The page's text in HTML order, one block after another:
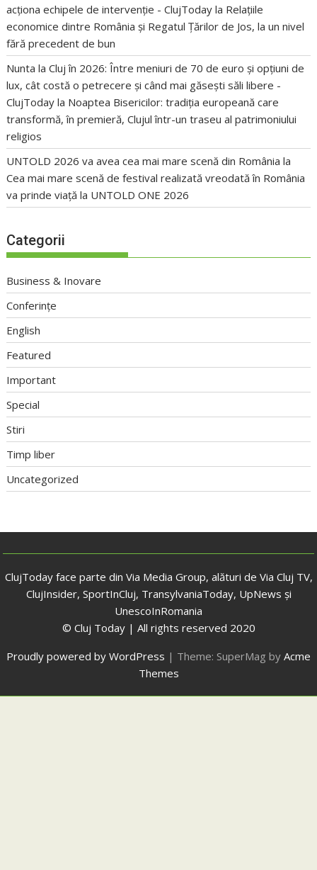
acționa echipele de intervenție - ClujToday la Relațiile
economice dintre România și Regatul Țărilor de Jos, la un nivel
fără precedent de bun
Nunta la Cluj în 2026: Între meniuri de 70 de euro și opțiuni de
lux, cât costă o petrecere și când mai găsești săli libere -
ClujToday la Noaptea Bisericilor: tradiția europeană care
transformă, în premieră, Clujul într-un traseu al patrimoniului
religios
UNTOLD 2026 va avea cea mai mare scenă din România la
Cea mai mare scenă de festival realizată vreodată în România
va prinde viață la UNTOLD ONE 2026
Categorii
Business & Inovare
Conferințe
English
Featured
Important
Special
Stiri
Timp liber
Uncategorized
ClujToday face parte din Via Media Group, alături de Via Cluj TV,
ClujInsider, SportInCluj, TransylvaniaToday, UpNews și
UnescoInRomania
© Cluj Today | All rights reserved 2020
Proudly powered by WordPress | Theme: SuperMag by Acme
Themes